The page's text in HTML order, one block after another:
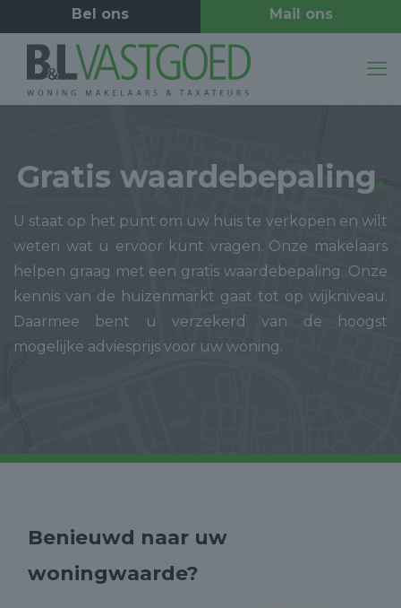
Gratis waardebepaling.
U staat op het punt om uw huis te verkopen en wilt
weten wat u ervoor kunt vragen. Onze makelaars
helpen graag met een gratis waardebepaling. Onze
kennis van de huizenmarkt gaat tot op wijkniveau.
Daarmee bent u verzekerd van de hoogst
mogelijke adviesprijs voor uw woning.
Benieuwd naar uw
woningwaarde?